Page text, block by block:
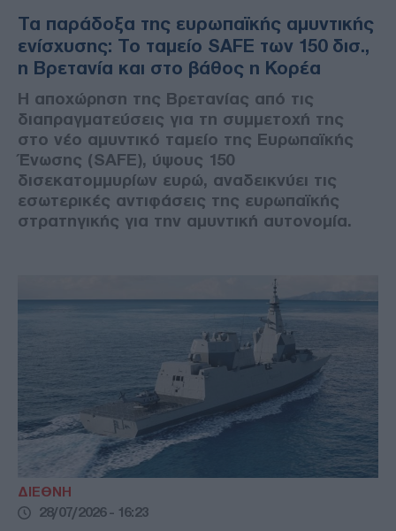
Τα παράδοξα της ευρωπαϊκής αμυντικής
ενίσχυσης: Το ταμείο SAFE των 150 δισ.,
η Βρετανία και στο βάθος η Κορέα
Η αποχώρηση της Βρετανίας από τις
διαπραγματεύσεις για τη συμμετοχή της
στο νέο αμυντικό ταμείο της Ευρωπαϊκής
Ένωσης (SAFE), ύψους 150
δισεκατομμυρίων ευρώ, αναδεικνύει τις
εσωτερικές αντιφάσεις της ευρωπαϊκής
στρατηγικής για την αμυντική αυτονομία.
ΔΙΕΘΝΗ
28/07/2026 - 16:23